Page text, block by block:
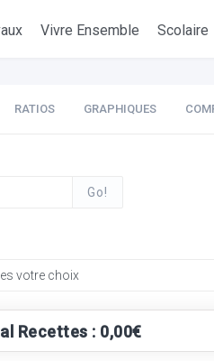
Vivre Ensemble Scolaire
RATIOS GRAPHIQUES
Go!
Recettes : 0,00€